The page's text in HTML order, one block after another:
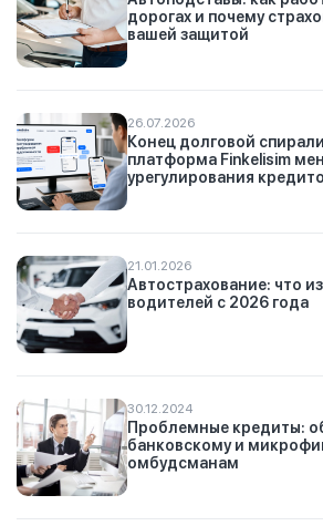
дорогах и почему
вашей защитой
26.07.2026
Конец долговой
платформа Finkelisim
урегулирования
21.01.2026
Автострахование: что
водителей с 2026 года
30.12.2024
Проблемные кредиты:
банковскому и
омбудсманам